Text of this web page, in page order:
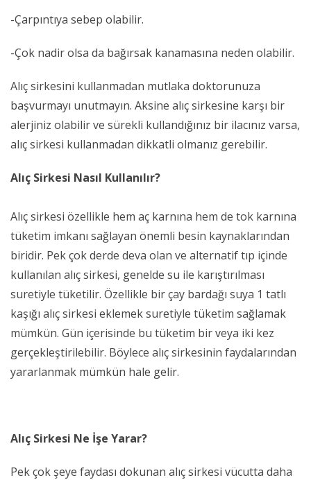
-Çarpıntıya sebep olabilir.
-Çok nadir olsa da bağırsak kanamasına neden olabilir.
Alıç sirkesini kullanmadan mutlaka doktorunuza
başvurmayı unutmayın. Aksine alıç sirkesine karşı bir
alerjiniz olabilir ve sürekli kullandığınız bir ilacınız varsa,
alıç sirkesi kullanmadan dikkatli olmanız gerebilir.
Alıç Sirkesi Nasıl Kullanılır?
Alıç sirkesi özellikle hem aç karnına hem de tok karnına
tüketim imkanı sağlayan önemli besin kaynaklarından
biridir. Pek çok derde deva olan ve alternatif tıp içinde
kullanılan alıç sirkesi, genelde su ile karıştırılması
suretiyle tüketilir. Özellikle bir çay bardağı suya 1 tatlı
kaşığı alıç sirkesi eklemek suretiyle tüketim sağlamak
mümkün. Gün içerisinde bu tüketim bir veya iki kez
gerçekleştirilebilir. Böylece alıç sirkesinin faydalarından
yararlanmak mümkün hale gelir.
Alıç Sirkesi Ne İşe Yarar?
Pek çok şeye faydası dokunan alıç sirkesi vücutta daha